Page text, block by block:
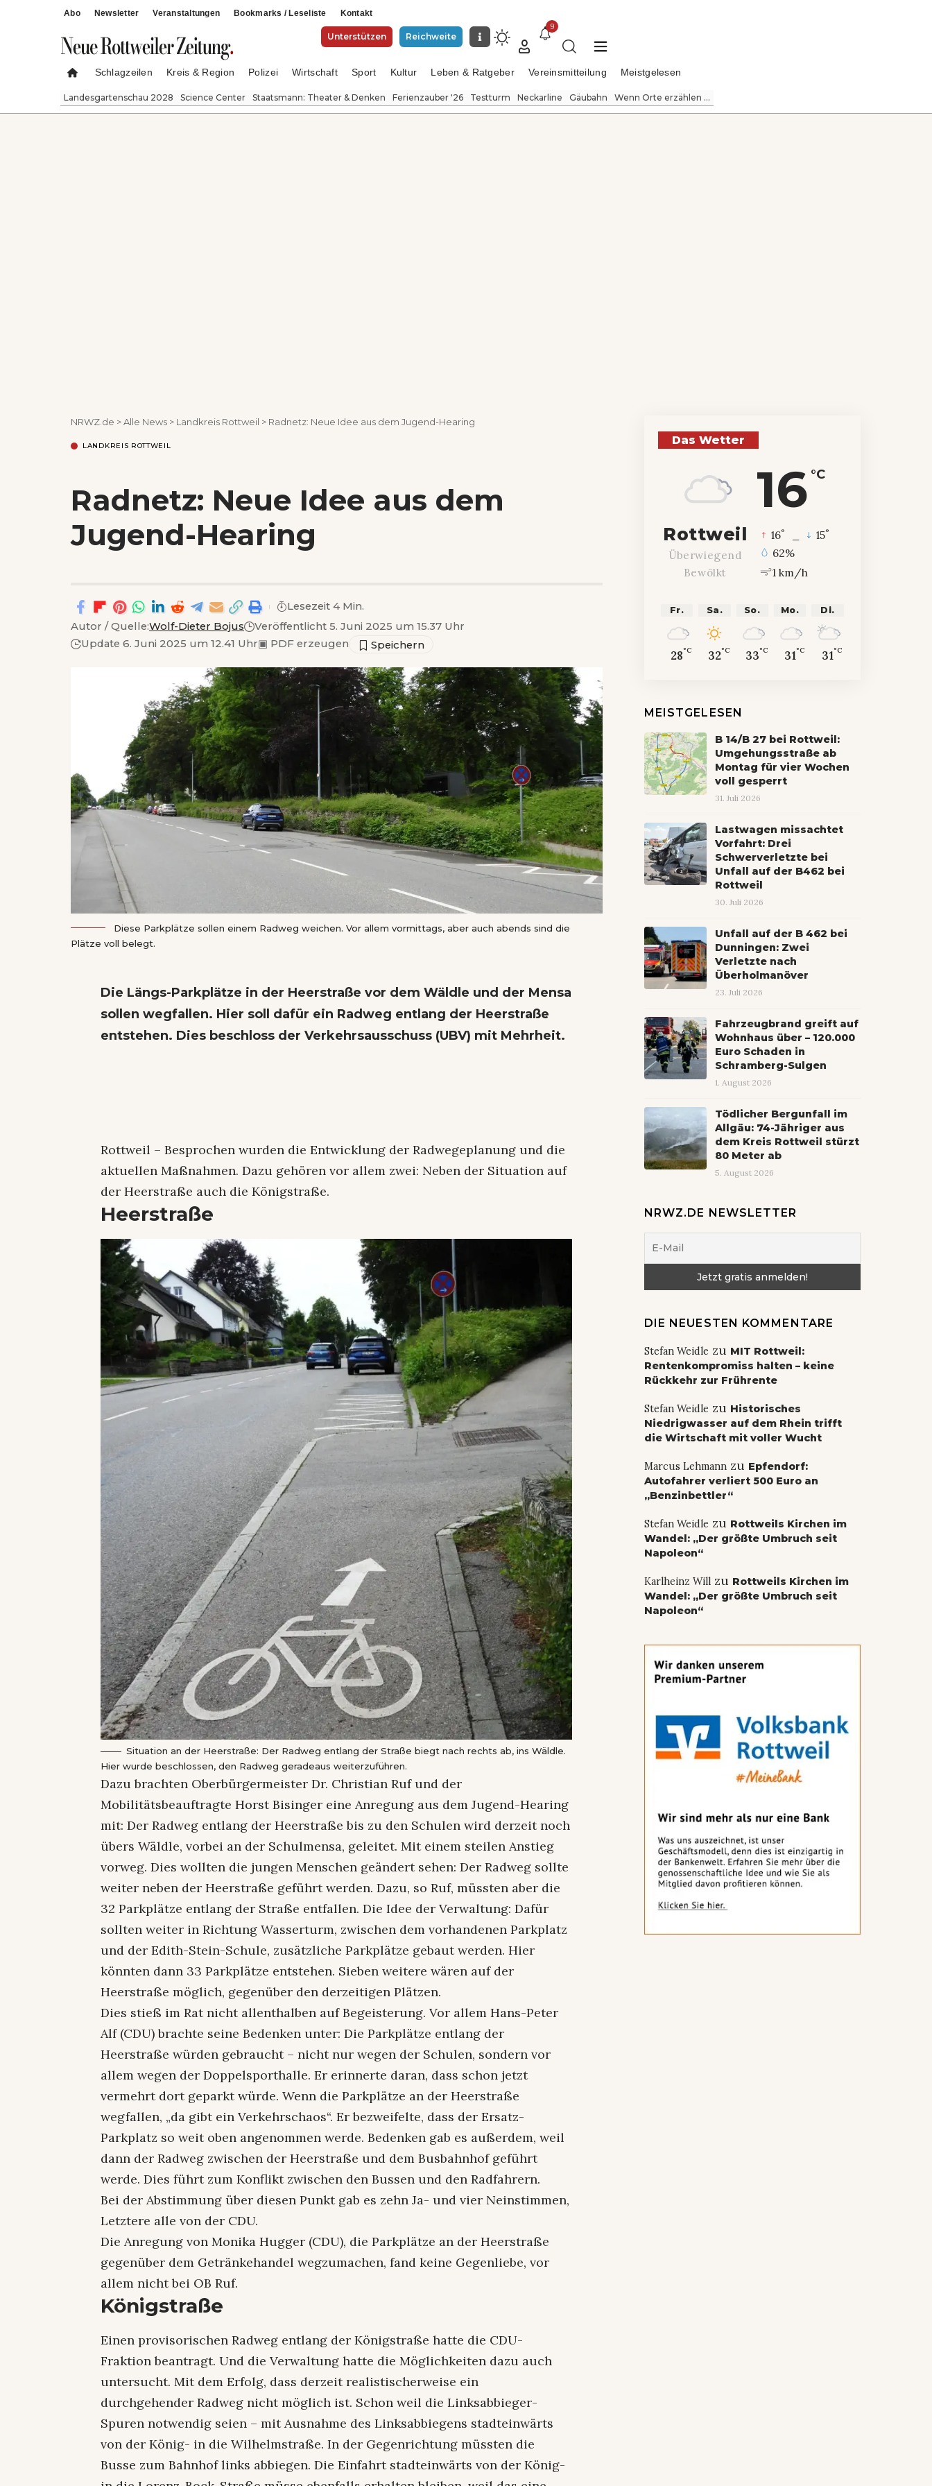
Abo Newsletter Veranstaltungen Bookmarks / Leseliste Kontakt
Unterstützen Reichweite
9
Schlagzeilen Kreis & Region Polizei Wirtschaft Sport Kultur Leben & Ratgeber Vereinsmitteilung Meistgelesen
Landesgartenschau 2028 Science Center Staatsmann: Theater & Denken Ferienzauber '26 Testturm Neckarline Gäubahn Wenn Orte erzählen ...
NRWZ.de >Alle News > Landkreis Rottweil > Radnetz: Neue Idee aus dem Jugend-Hearing
LANDKREIS ROTTWEIL
Radnetz: Neue Idee aus dem
Jugend-Hearing
Autor / Quelle:Wolf-Dieter Bojus
Veröffentlicht 5. Juni 2025 um 15.37 Uhr
Update 6. Juni 2025 um 12.41 Uhr▣ PDF erzeugen
Lesezeit 4 Min.
Diese Parkplätze sollen einem Radweg weichen. Vor allem vormittags, aber auch abends sind die
Plätze voll belegt.
Die Längs-Parkplätze in der Heerstraße vor dem Wäldle und der Mensa
sollen wegfallen. Hier soll dafür ein Radweg entlang der Heerstraße
entstehen. Dies beschloss der Verkehrsausschuss (UBV) mit Mehrheit.
Rottweil – Besprochen wurden die Entwicklung der Radwegeplanung und die
aktuellen Maßnahmen. Dazu gehören vor allem zwei: Neben der Situation auf
der Heerstraße auch die Königstraße.
Heerstraße
Situation an der Heerstraße: Der Radweg entlang der Straße biegt nach rechts ab, ins Wäldle.
Hier wurde beschlossen, den Radweg geradeaus weiterzuführen.
Dazu brachten Oberbürgermeister Dr. Christian Ruf und der
Mobilitätsbeauftragte Horst Bisinger eine Anregung aus dem Jugend-Hearing
mit: Der Radweg entlang der Heerstraße bis zu den Schulen wird derzeit noch
übers Wäldle, vorbei an der Schulmensa, geleitet. Mit einem steilen Anstieg
vorweg. Dies wollten die jungen Menschen geändert sehen: Der Radweg sollte
weiter neben der Heerstraße geführt werden. Dazu, so Ruf, müssten aber die
32 Parkplätze entlang der Straße entfallen. Die Idee der Verwaltung: Dafür
sollten weiter in Richtung Wasserturm, zwischen dem vorhandenen Parkplatz
und der Edith-Stein-Schule, zusätzliche Parkplätze gebaut werden. Hier
könnten dann 33 Parkplätze entstehen. Sieben weitere wären auf der
Heerstraße möglich, gegenüber den derzeitigen Plätzen.
Dies stieß im Rat nicht allenthalben auf Begeisterung. Vor allem Hans-Peter
Alf (CDU) brachte seine Bedenken unter: Die Parkplätze entlang der
Heerstraße würden gebraucht – nicht nur wegen der Schulen, sondern vor
allem wegen der Doppelsporthalle. Er erinnerte daran, dass schon jetzt
vermehrt dort geparkt würde. Wenn die Parkplätze an der Heerstraße
wegfallen, „da gibt ein Verkehrschaos“. Er bezweifelte, dass der Ersatz-
Parkplatz so weit oben angenommen werde. Bedenken gab es außerdem, weil
dann der Radweg zwischen der Heerstraße und dem Busbahnhof geführt
werde. Dies führt zum Konflikt zwischen den Bussen und den Radfahrern.
Bei der Abstimmung über diesen Punkt gab es zehn Ja- und vier Neinstimmen,
Letztere alle von der CDU.
Die Anregung von Monika Hugger (CDU), die Parkplätze an der Heerstraße
gegenüber dem Getränkehandel wegzumachen, fand keine Gegenliebe, vor
allem nicht bei OB Ruf.
Königstraße
Einen provisorischen Radweg entlang der Königstraße hatte die CDU-
Fraktion beantragt. Und die Verwaltung hatte die Möglichkeiten dazu auch
untersucht. Mit dem Erfolg, dass derzeit realistischerweise ein
durchgehender Radweg nicht möglich ist. Schon weil die Linksabbieger-
Spuren notwendig seien – mit Ausnahme des Linksabbiegens stadteinwärts
von der König- in die Wilhelmstraße. In der Gegenrichtung müssten die
Busse zum Bahnhof links abbiegen. Die Einfahrt stadteinwärts von der König-
Das Wetter
16 °C
Rottweil
Überwiegend
Bewölkt
16° 15°
62%
1 km/h
Fr.
28°C
Sa.
32°C
So.
33°C
Mo.
31°C
Di.
31°C
MEISTGELESEN
B 14/B 27 bei Rottweil:
Umgehungsstraße ab
Montag für vier Wochen
voll gesperrt
31. Juli 2026
Lastwagen missachtet
Vorfahrt: Drei
Schwerverletzte bei
Unfall auf der B462 bei
Rottweil
30. Juli 2026
Unfall auf der B 462 bei
Dunningen: Zwei
Verletzte nach
Überholmanöver
23. Juli 2026
Fahrzeugbrand greift auf
Wohnhaus über – 120.000
Euro Schaden in
Schramberg-Sulgen
1. August 2026
Tödlicher Bergunfall im
Allgäu: 74-Jähriger aus
dem Kreis Rottweil stürzt
80 Meter ab
5. August 2026
NRWZ.DE NEWSLETTER
DIE NEUESTEN KOMMENTARE
Stefan Weidle zu MIT Rottweil:
Rentenkompromiss halten – keine
Rückkehr zur Frührente
Stefan Weidle zu Historisches
Niedrigwasser auf dem Rhein trifft
die Wirtschaft mit voller Wucht
Marcus Lehmannzu Epfendorf:
Autofahrer verliert 500 Euro an
„Benzinbettler“
Stefan Weidle zu Rottweils Kirchen im
Wandel: „Der größte Umbruch seit
Napoleon“
Karlheinz Willzu Rottweils Kirchen im
Wandel: „Der größte Umbruch seit
Napoleon“